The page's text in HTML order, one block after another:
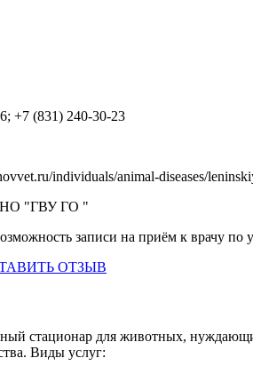
+7 (831) 240-30-23
individuals/animal-diseases/
"ГВУ ГО "
записи на приём к врачу по
ОТЗЫВ
стационар для животных,
Виды услуг: